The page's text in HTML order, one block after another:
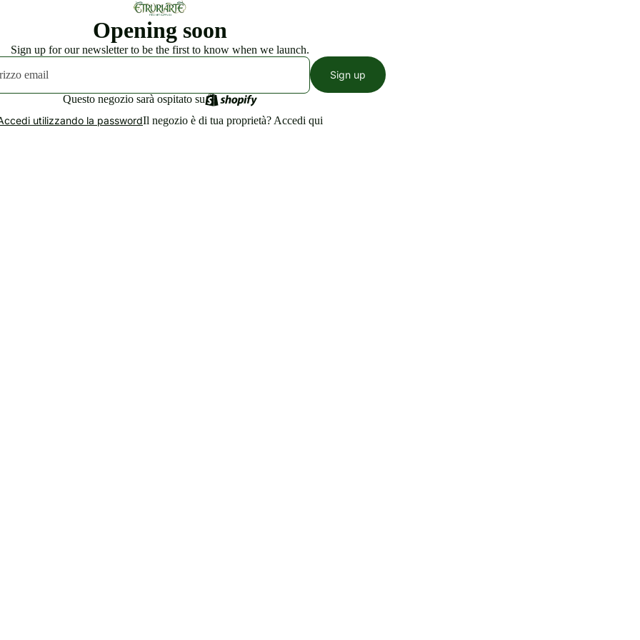
Opening soon
Sign up for our newsletter to be the first to know when we launch.
Sign up
Questo negozio sarà ospitato su
utilizzando la passwordIl negozio è di tua proprietà? Accedi qui